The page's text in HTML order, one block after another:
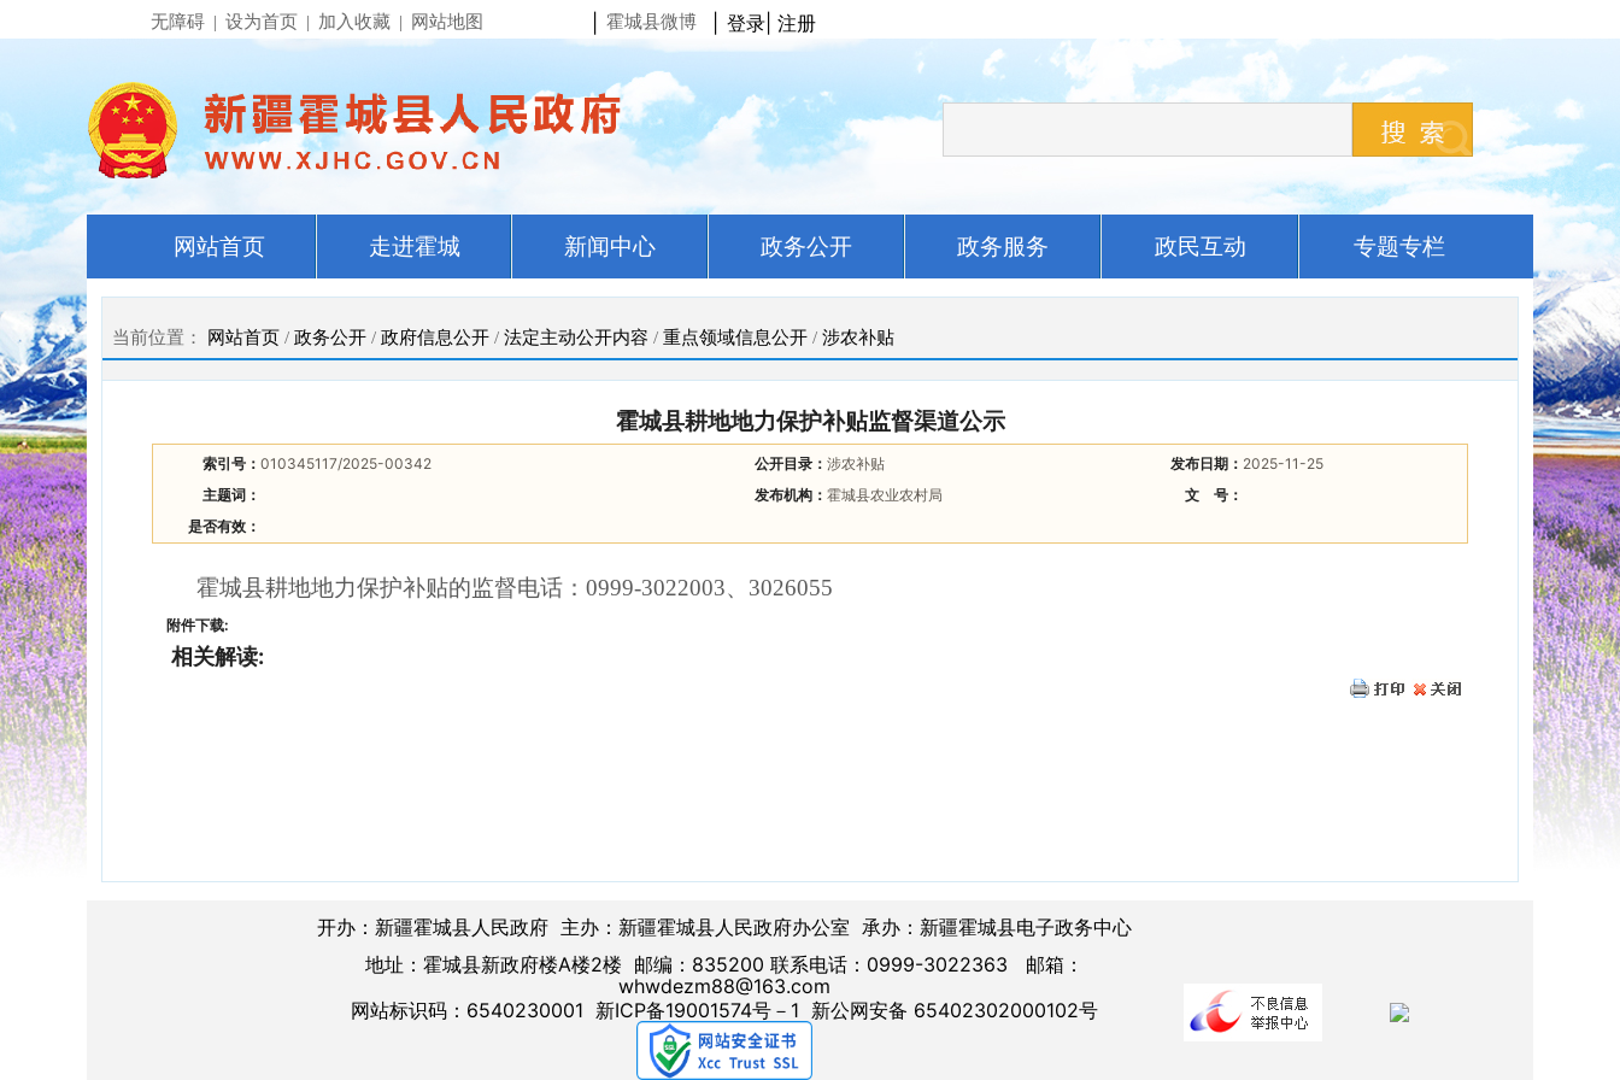
无障碍 | 设为首页 | 加入收藏 | 网站地图 霍城县微博 登录 注册
网站首页 走进霍城 新闻中心 政务公开 政务服务 政民互动 专题专栏
当前位置： 网站首页 / 政务公开 / 政府信息公开 / 法定主动公开内容 / 重点领域信息公开 / 涉农补贴
霍城县耕地地力保护补贴监督渠道公示
索引号： 010345117/2025-00342 公开目录： 涉农补贴 发布日期： 2025-11-25
主题词：
发布机构： 霍城县农业农村局
文 号：
是否有效：
霍城县耕地地力保护补贴的监督电话：0999-3022003、3026055
附件下载:
相关解读:
开办：新疆霍城县人民政府 主办：新疆霍城县人民政府办公室 承办：新疆霍城县电子政务中心
地址：霍城县新政府楼A楼2楼 邮编：835200 联系电话：0999-3022363 邮箱：
whwdezm88@163.com
网站标识码：6540230001 新ICP备19001574号－1 新公网安备 65402302000102号